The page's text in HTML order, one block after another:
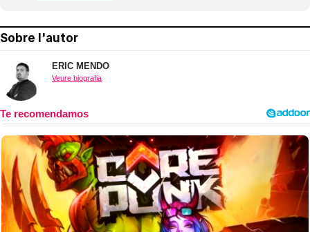
Sobre l'autor
ERIC MENDO
Veure biografia